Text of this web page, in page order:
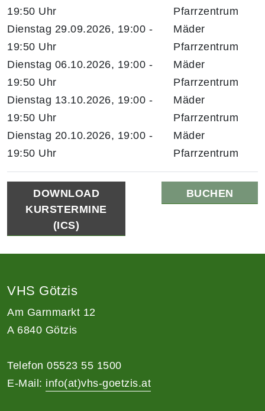
19:50 Uhr
Pfarrzentrum
Dienstag 29.09.2026, 19:00 -
19:50 Uhr
Mäder
Pfarrzentrum
Dienstag 06.10.2026, 19:00 -
19:50 Uhr
Mäder
Pfarrzentrum
Dienstag 13.10.2026, 19:00 -
19:50 Uhr
Mäder
Pfarrzentrum
Dienstag 20.10.2026, 19:00 -
19:50 Uhr
Mäder
Pfarrzentrum
DOWNLOAD
KURSTERMINE
(ICS)
BUCHEN
VHS Götzis
Am Garnmarkt 12
A 6840 Götzis
Telefon 05523 55 1500
E-Mail: info(at)vhs-goetzis.at